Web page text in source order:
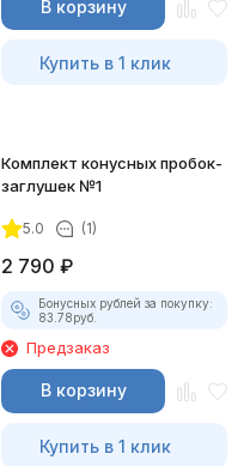
В корзину
Купить в 1 клик
Комплект конусных пробок-
заглушек №1
5.0 (1)
2 790 ₽
Бонусных рублей за покупку:
83.78руб.
Предзаказ
В корзину
Купить в 1 клик